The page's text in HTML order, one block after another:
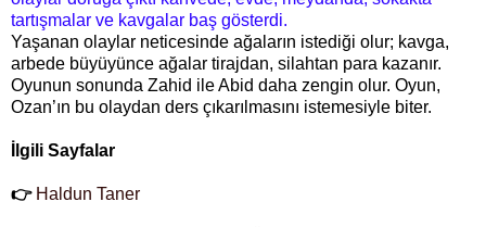
tartışmalar ve kavgalar baş gösterdi.
Yaşanan olaylar neticesinde ağaların istediği olur; kavga,
arbede büyüyünce ağalar tirajdan, silahtan para kazanır.
Oyunun sonunda Zahid ile Abid daha zengin olur. Oyun,
Ozan’ın bu olaydan ders çıkarılmasını istemesiyle biter.
İlgili Sayfalar
👉 Haldun Taner